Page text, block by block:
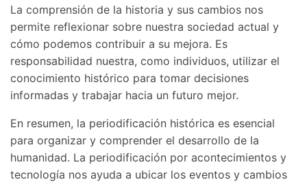
La comprensión de la historia y sus cambios nos
permite reflexionar sobre nuestra sociedad actual y
cómo podemos contribuir a su mejora. Es
responsabilidad nuestra, como individuos, utilizar el
conocimiento histórico para tomar decisiones
informadas y trabajar hacia un futuro mejor.
En resumen, la periodificación histórica es esencial
para organizar y comprender el desarrollo de la
humanidad. La periodificación por acontecimientos y
tecnología nos ayuda a ubicar los eventos y cambios